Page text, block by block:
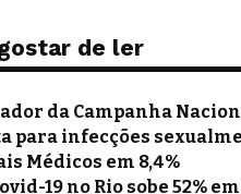
de ler
da Campanha
para infecções
Médicos em 8,4%
19 no Rio sobe 52%